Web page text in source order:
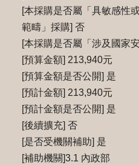
[本採購是否屬「具敏感性
範疇」採購] 否
[本採購是否屬「涉及國家
[預算金額] 213,940元
[預算金額是否公開] 是
[預計金額] 213,940元
[預計金額是否公開] 是
[後續擴充] 否
[是否受機關補助] 是
[補助機關]3.1 內政部